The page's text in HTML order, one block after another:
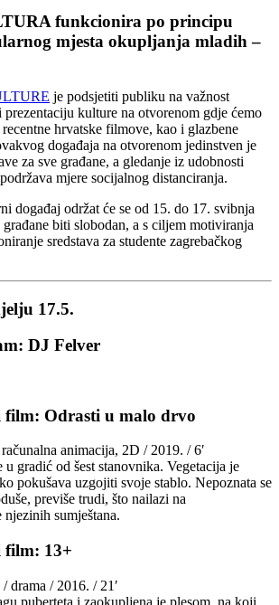
funkcionira po principu
mjesta okupljanja mladih –
je podsjetiti publiku na važnost
kulture na otvorenom gdje ćemo
hrvatske filmove, kao i glazbene
događaja na otvorenom jedinstven je
za sve građane, a gledanje iz udobnosti
mjere socijalnog distanciranja.
događaj održat će se od 15. do 17. svibnja
biti slobodan, a s ciljem motiviranja
sredstava za studente zagrebačkog
17.5.
DJ Felver
Odrasti u malo drvo
animacija, 2D / 2019. / 6′
u gradić od šest stanovnika. Vegetacija je
pokušava uzgojiti svoje stablo. Nepoznata se
previše trudi, što nailazi na
njezinih sumještana.
13+
drama / 2016. / 21′
puberteta i zaokupljena je plesom, na koji